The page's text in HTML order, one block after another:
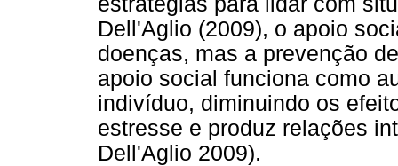
Dell'Aglio (2009), o apoio
doenças, mas a prevenção
apoio social funciona como
indivíduo, diminuindo os
estresse e produz relações
Dell'Aglio 2009).